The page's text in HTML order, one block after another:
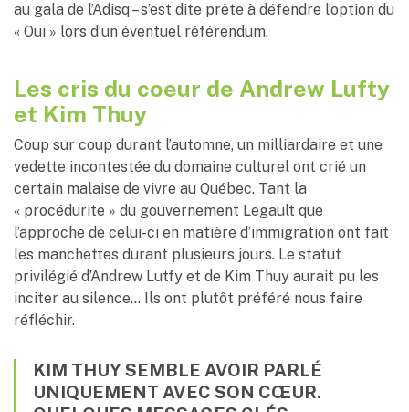
au gala de l’Adisq – s’est dite prête à défendre l’option du
« Oui » lors d’un éventuel référendum.
Les cris du coeur de Andrew Lufty
et Kim Thuy
Coup sur coup durant l’automne, un milliardaire et une
vedette incontestée du domaine culturel ont crié un
certain malaise de vivre au Québec. Tant la
« procédurite » du gouvernement Legault que
l’approche de celui-ci en matière d’immigration ont fait
les manchettes durant plusieurs jours. Le statut
privilégié d’Andrew Lutfy et de Kim Thuy aurait pu les
inciter au silence… Ils ont plutôt préféré nous faire
réfléchir.
KIM THUY SEMBLE AVOIR PARLÉ
UNIQUEMENT AVEC SON CŒUR.